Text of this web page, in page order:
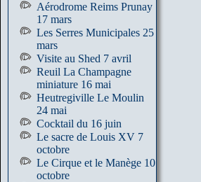
Aérodrome Reims Prunay
17 mars
Les Serres Municipales 25
mars
Visite au Shed 7 avril
Reuil La Champagne
miniature 16 mai
Heutregiville Le Moulin
24 mai
Cocktail du 16 juin
Le sacre de Louis XV 7
octobre
Le Cirque et le Manège 10
octobre